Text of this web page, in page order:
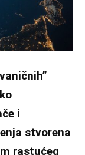
i
stvorena
rastućeg